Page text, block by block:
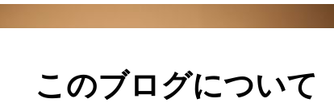
このブログについて